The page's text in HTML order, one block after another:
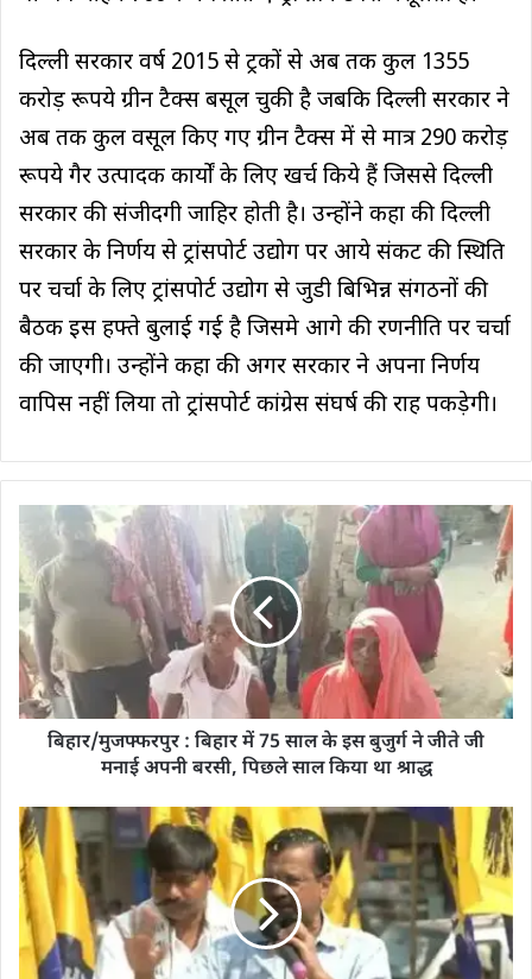
दिल्ली सरकार वर्ष 2015 से ट्रकों से अब तक कुल 1355
करोड़ रूपये ग्रीन टैक्स बसूल चुकी है जबकि दिल्ली सरकार ने
अब तक कुल वसूल किए गए ग्रीन टैक्स में से मात्र 290 करोड़
रूपये गैर उत्पादक कार्यों के लिए खर्च किये हैं जिससे दिल्ली
सरकार की संजीदगी जाहिर होती है। उन्होंने कहा की दिल्ली
सरकार के निर्णय से ट्रांसपोर्ट उद्योग पर आये संकट की स्थिति
पर चर्चा के लिए ट्रांसपोर्ट उद्योग से जुडी बिभिन्न संगठनों की
बैठक इस हफ्ते बुलाई गई है जिसमे आगे की रणनीति पर चर्चा
की जाएगी। उन्होंने कहा की अगर सरकार ने अपना निर्णय
वापिस नहीं लिया तो ट्रांसपोर्ट कांग्रेस संघर्ष की राह पकड़ेगी।
बिहार/मुजफ्फरपुर : बिहार में 75 साल के इस बुजुर्ग ने जीते जी
मनाई अपनी बरसी, पिछले साल किया था श्राद्ध